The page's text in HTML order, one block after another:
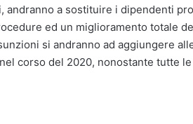
andranno a sostituire i dipendenti
ed un miglioramento totale
si andranno ad aggiungere
corso del 2020, nonostante tutte